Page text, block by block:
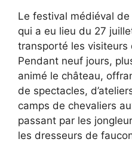
Le festival médiéval
qui a eu lieu du 27
transporté les visiteurs
Pendant neuf jours,
animé le château,
de spectacles,
camps de chevaliers
passant par les
les dresseurs de